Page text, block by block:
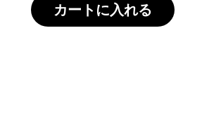
カートに入れる